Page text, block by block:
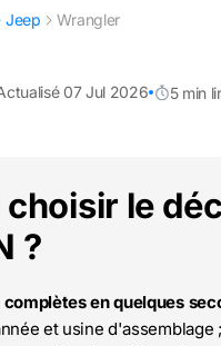
Jeep Wrangler
07 Jul 2026 5 min
le
?
en quelques
et usine